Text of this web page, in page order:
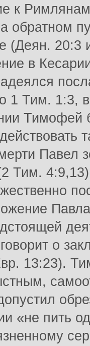
к
обратном
(Деян. 20:3
в
1 Тим. 1:3,
Тимофей
Павел
Тим.
о
13:23).
«не пить